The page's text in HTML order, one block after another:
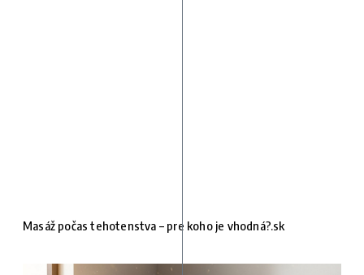
Masáž počas tehotenstva – pre koho je vhodná?.sk